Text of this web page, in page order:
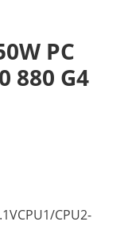
PC
880 G4
CPU2-